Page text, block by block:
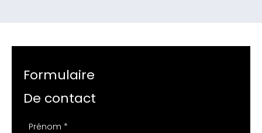
Formulaire
De contact
Formulaire
Prénom *